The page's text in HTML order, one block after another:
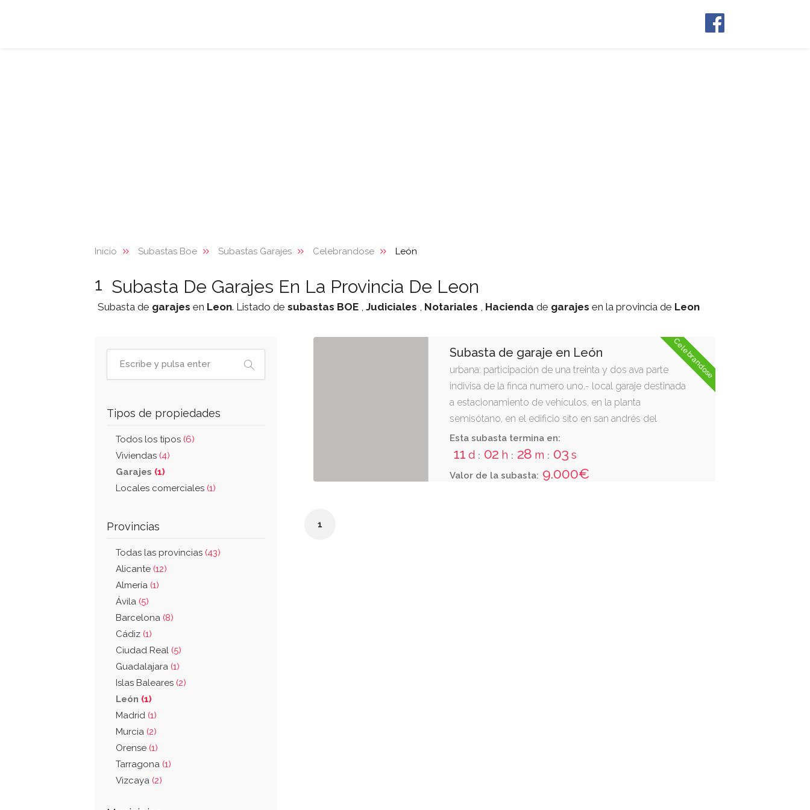
Inicio Subastas Boe Subastas Garajes Celebrandose León
1 Subasta De Garajes En La Provincia De Leon
Subasta de garajes en Leon. Listado de subastas BOE , Judiciales , Notariales , Hacienda de garajes en la provincia de Leon
Tipos de propiedades
Todos los tipos (6)
Viviendas (4)
Garajes (1)
Locales comerciales (1)
Provincias
Todas las provincias (43)
Alicante (12)
Almería (1)
Ávila (5)
Barcelona (8)
Cádiz (1)
Ciudad Real (5)
Guadalajara (1)
Islas Baleares (2)
León (1)
Madrid (1)
Murcia (2)
Orense (1)
Tarragona (1)
Vizcaya (2)
Celebrandose
Subasta de garaje en León
urbana: participación de una treinta y dos ava parte
indivisa de la finca numero uno.- local garaje destinada
a estacionamiento de vehículos, en la planta
semisótano, en el edificio sito en san andrés del
rabanedo, -león, a la calle ebro, sin número, con
acceso rodado y peatonal desde la calle de situación,
y exclusivamente)peatonal mediante escalera
independiente que la comunicación portal de entrada
Esta subasta termina en:
11 d : 02 h : 28 m : 02 s
Valor de la subasta: 9.000€
1